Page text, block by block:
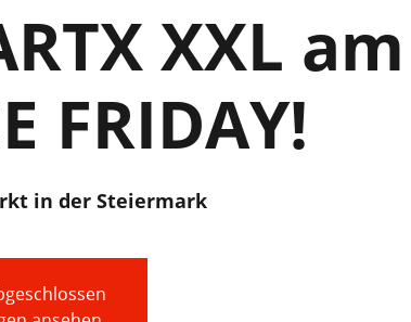
XXL am
FRIDAY!
in der Steiermark